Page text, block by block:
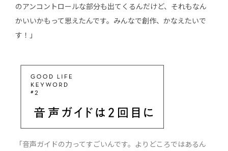
のアンコントロールな部分も出てくるんだけど、それもなん
かいいかもって思えたんです。みんなで創作、かなえたいで
す！」
「音声ガイドの力ってすごいんです。よりどころではあるん